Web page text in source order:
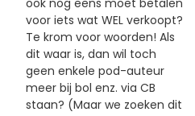
ook nog eens moet betalen
voor iets wat WEL verkoopt?
Te krom voor woorden! Als
dit waar is, dan wil toch
geen enkele pod-auteur
meer bij bol enz. via CB
staan? (Maar we zoeken dit